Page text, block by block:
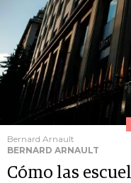
Bernard Arnault
BERNARD ARNAULT
Cómo las